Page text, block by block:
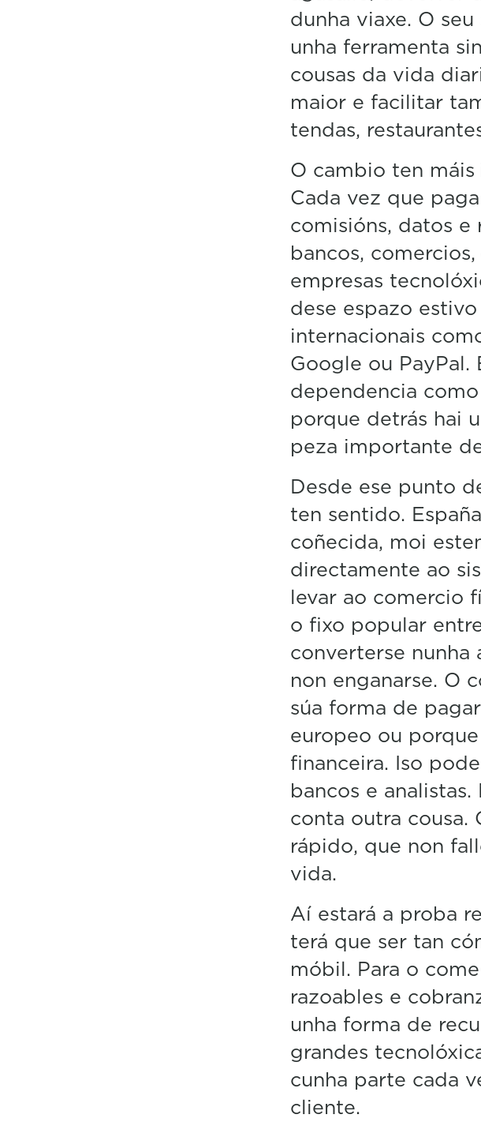
dunha viaxe. O
unha ferramenta
cousas da vida
maior e facilitar
tendas,
O cambio ten
Cada vez que
comisións, datos
bancos,
empresas
dese espazo
internacionais
Google ou PayPal.
dependencia
porque detrás hai
peza importante
Desde ese punto
ten sentido.
coñecida, moi
directamente ao
levar ao comercio
o fixo popular
converterse nunha
non enganarse. O
súa forma de
europeo ou
financeira. Iso
bancos e
conta outra cousa.
rápido, que non
vida.
Aí estará a proba
terá que ser tan
móbil. Para o
razoables e
unha forma de
grandes
cunha parte cada
cliente.